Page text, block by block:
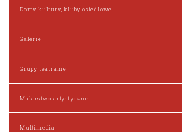
Domy kultury, kluby osiedlowe
Galerie
Grupy teatralne
Malarstwo artystyczne
Multimedia